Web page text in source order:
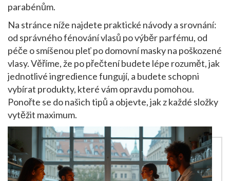
parabénům.
Na stránce níže najdete praktické návody a srovnání:
od správného fénování vlasů po výběr parfému, od
péče o smíšenou pleť po domovní masky na poškozené
vlasy. Věříme, že po přečtení budete lépe rozumět, jak
jednotlivé ingredience fungují, a budete schopni
vybírat produkty, které vám opravdu pomohou.
Ponořte se do našich tipů a objevte, jak z každé složky
vytěžit maximum.